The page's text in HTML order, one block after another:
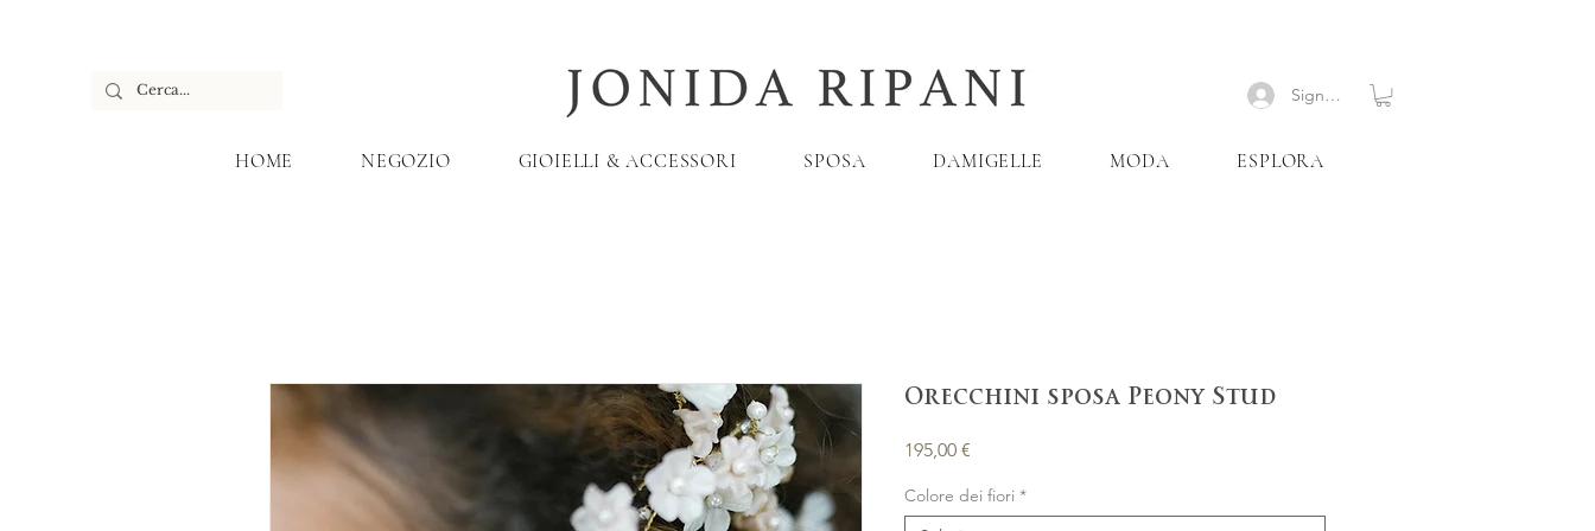
Signup
HOME NEGOZIO GIOIELLI & ACCESSORI SPOSA DAMIGELLE MODA ESPLORA
Orecchini sposa Peony Stud
195,00 €
Colore dei fiori *